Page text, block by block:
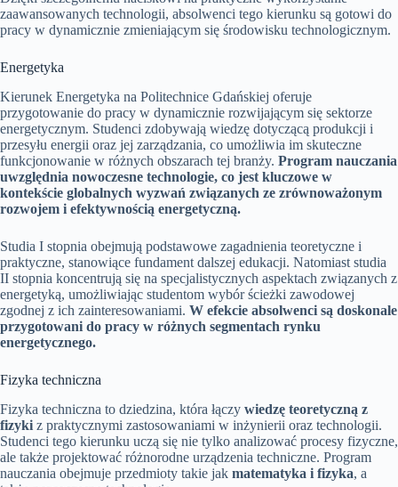
zaawansowanych technologii, absolwenci tego kierunku są gotowi do
pracy w dynamicznie zmieniającym się środowisku technologicznym.
Energetyka
Kierunek Energetyka na Politechnice Gdańskiej oferuje
przygotowanie do pracy w dynamicznie rozwijającym się sektorze
energetycznym. Studenci zdobywają wiedzę dotyczącą produkcji i
przesyłu energii oraz jej zarządzania, co umożliwia im skuteczne
funkcjonowanie w różnych obszarach tej branży. Program nauczania
uwzględnia nowoczesne technologie, co jest kluczowe w
kontekście globalnych wyzwań związanych ze zrównoważonym
rozwojem i efektywnością energetyczną.
Studia I stopnia obejmują podstawowe zagadnienia teoretyczne i
praktyczne, stanowiące fundament dalszej edukacji. Natomiast studia
II stopnia koncentrują się na specjalistycznych aspektach związanych z
energetyką, umożliwiając studentom wybór ścieżki zawodowej
zgodnej z ich zainteresowaniami. W efekcie absolwenci są doskonale
przygotowani do pracy w różnych segmentach rynku
energetycznego.
Fizyka techniczna
Fizyka techniczna to dziedzina, która łączy wiedzę teoretyczną z
fizyki z praktycznymi zastosowaniami w inżynierii oraz technologii.
Studenci tego kierunku uczą się nie tylko analizować procesy fizyczne,
ale także projektować różnorodne urządzenia techniczne. Program
nauczania obejmuje przedmioty takie jak matematyka i fizyka, a